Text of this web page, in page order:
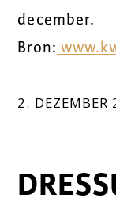
december.
Bron:
2. DEZEMBER